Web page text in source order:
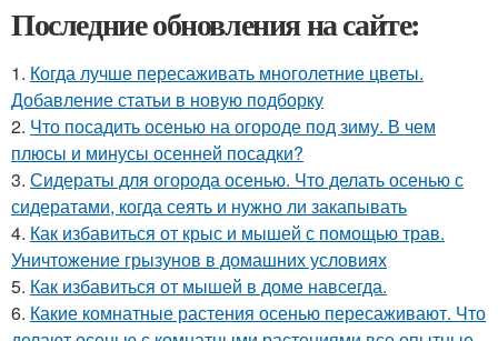
Последние обновления на сайте:
1. Когда лучше пересаживать многолетние цветы.
Добавление статьи в новую подборку
2. Что посадить осенью на огороде под зиму. В чем
плюсы и минусы осенней посадки?
3. Сидераты для огорода осенью. Что делать осенью с
сидератами, когда сеять и нужно ли закапывать
4. Как избавиться от крыс и мышей с помощью трав.
Уничтожение грызунов в домашних условиях
5. Как избавиться от мышей в доме навсегда.
6. Какие комнатные растения осенью пересаживают. Что